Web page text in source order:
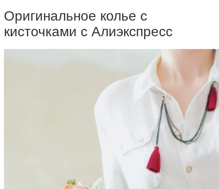
Оригинальное колье с
кисточками с Алиэкспресс